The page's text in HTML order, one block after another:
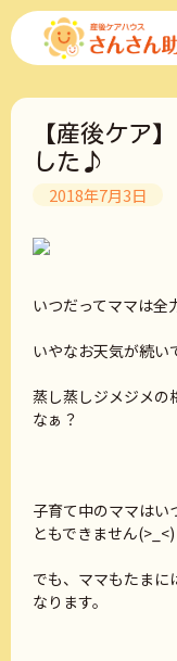
コ
ン
ツ
【産後ケア
した♪
2018年7月3日
いつだってママは
いやなお天気が続い
蒸し蒸しジメジメの
なぁ？
子育て中のママはい
ともできません(>_<)
でも、ママもたまに
なります。